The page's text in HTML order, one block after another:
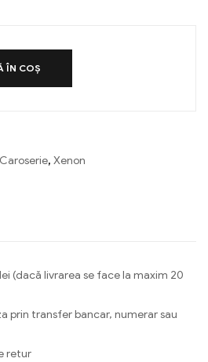
ÎN COȘ
Caroserie, Xenon
(dacă livrarea se face la maxim 20
prin transfer bancar, numerar sau
retur